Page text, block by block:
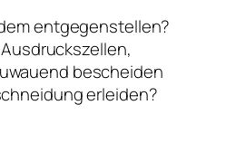
entgegenstellen?
bescheiden
erleiden?